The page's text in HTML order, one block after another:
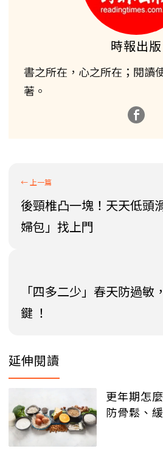
時報出版
書之所在，心之所在；閱讀
著。
後頸椎凸一塊！天天低頭
婦包」找上門
「四多二少」春天防過敏
鍵 ！
延伸閱讀
更年期怎
防骨鬆、